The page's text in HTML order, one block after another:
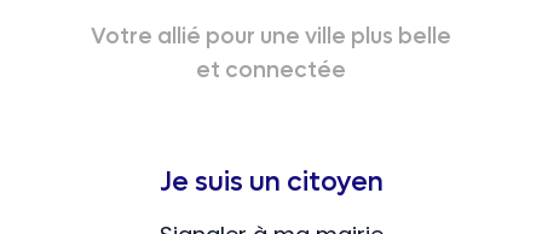
Votre allié pour une ville plus belle
et connectée
Je suis un citoyen